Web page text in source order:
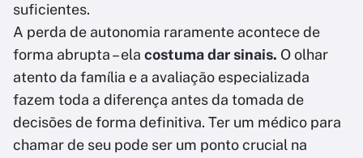
suficientes.
A perda de autonomia raramente acontece de
forma abrupta – ela costuma dar sinais. O olhar
atento da família e a avaliação especializada
fazem toda a diferença antes da tomada de
decisões de forma definitiva. Ter um médico para
chamar de seu pode ser um ponto crucial na